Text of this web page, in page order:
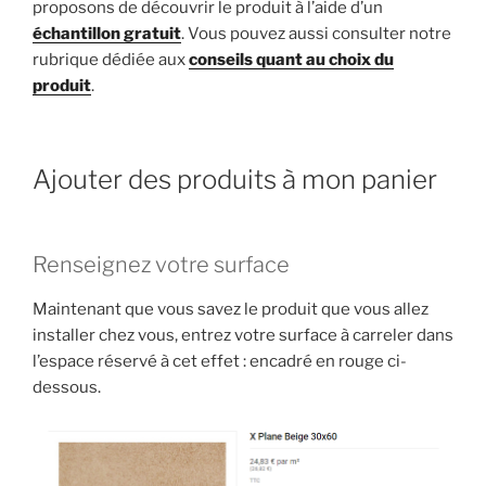
proposons de découvrir le produit à l’aide d’un
échantillon gratuit. Vous pouvez aussi consulter notre
rubrique dédiée auxconseils quant au choix du
produit.
Ajouter des produits à mon panier
Renseignez votre surface
Maintenant que vous savez le produit que vous allez
installer chez vous, entrez votre surface à carreler dans
l’espace réservé à cet effet : encadré en rouge ci-
dessous.